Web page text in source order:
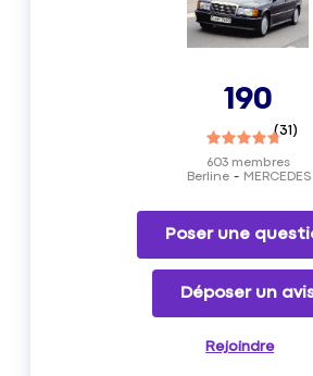
190
(31)
Berline MERCEDES
603membres
Poser une
Déposer un
Rejoindre